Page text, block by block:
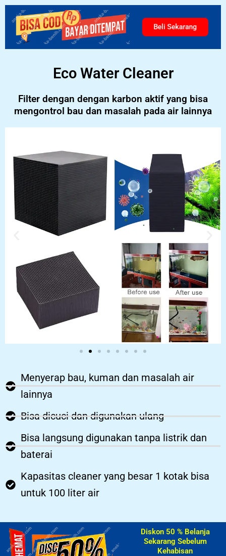
Beli Sekarang
Eco Water Cleaner
Filter dengan dengan karbon aktif yang bisa
mengontrol bau dan masalah pada air lainnya
Menyerap bau, kuman dan masalah air
lainnya
Bisa dicuci dan digunakan ulang
Bisa langsung digunakan tanpa listrik dan
baterai
Kapasitas cleaner yang besar 1 kotak bisa
untuk 100 liter air
Diskon 50 % Belanja
Sekarang Sebelum
Kehabisan​